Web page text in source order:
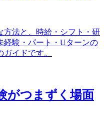
方法と、時給・シフト・研
経験・パート・Uターンの
イドです。
がつまずく場面